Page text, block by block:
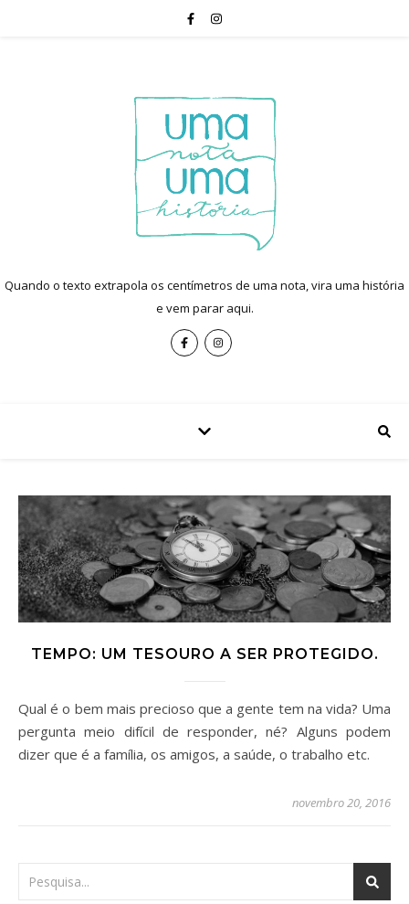
Quando o texto extrapola os centímetros de uma nota, vira uma história
e vem parar aqui.
TEMPO: UM TESOURO A SER PROTEGIDO.
Qual é o bem mais precioso que a gente tem na vida? Uma
pergunta meio difícil de responder, né? Alguns podem
dizer que é a família, os amigos, a saúde, o trabalho etc.
novembro 20, 2016